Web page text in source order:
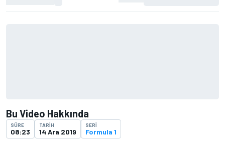
Bu Video Hakkında
SÜRE
08:23
TARIH
14 Ara 2019
SERI
Formula 1